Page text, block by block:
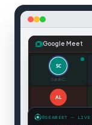
Google Meet
SC
Sarah C.
AL
SEAMEET — LIVE